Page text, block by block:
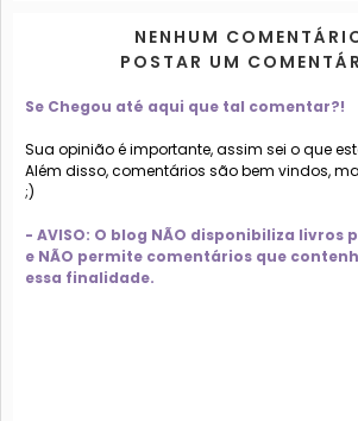
NENHUM
POSTAR UM
Se Chegou até aqui que tal comentar?!
Sua opinião é importante, assim sei o que
Além disso, comentários são bem vindos,
;)
- AVISO: O blog NÃO disponibiliza livros
e NÃO permite comentários que
essa finalidade.